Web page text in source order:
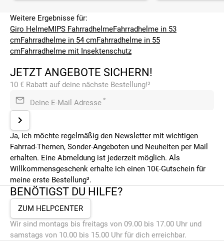
Weitere Ergebnisse für:
Giro HelmeMIPS FahrradhelmeFahrradhelme in 53
cmFahrradhelme in 54 cmFahrradhelme in 55
cmFahrradhelme mit Insektenschutz
JETZT ANGEBOTE SICHERN!
10 € Rabatt auf deine nächste Bestellung!³
Deine E-Mail Adresse *
Ja, ich möchte regelmäßig den Newsletter mit wichtigen
Fahrrad-Themen, Sonder-Angeboten und Neuheiten per Mail
erhalten. Eine Abmeldung ist jederzeit möglich. Als
Willkommensgeschenk erhalte ich einen 10€-Gutschein für
meine erste Bestellung³.
BENÖTIGST DU HILFE?
ZUM HELPCENTER
Wir sind montags bis freitags von 09.00 bis 17.00 Uhr und
samstags von 10.00 bis 15.00 Uhr für dich erreichbar.